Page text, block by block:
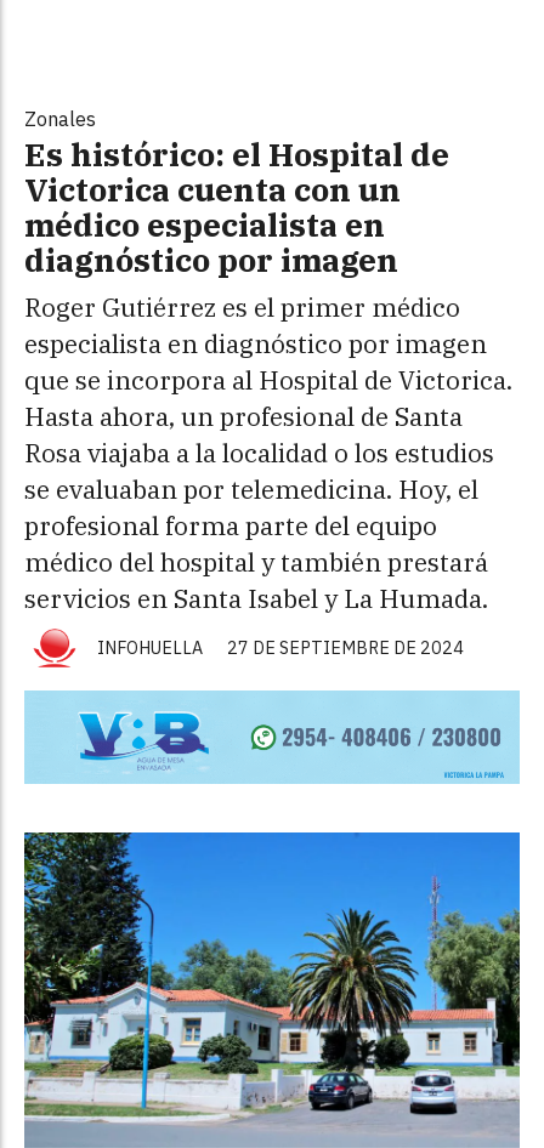
Es histórico: el Hospital de
Victorica cuenta con un
médico especialista en
diagnóstico por imagen
Roger Gutiérrez es el primer médico
especialista en diagnóstico por imagen
que se incorpora al Hospital de Victorica.
Hasta ahora, un profesional de Santa
Rosa viajaba a la localidad o los estudios
se evaluaban por telemedicina. Hoy, el
profesional forma parte del equipo
médico del hospital y también prestará
servicios en Santa Isabel y La Humada.
Zonales
27 DE SEPTIEMBRE DE 2024
INFOHUELLA